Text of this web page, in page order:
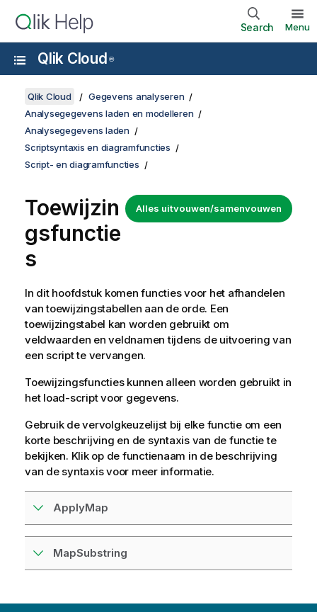
Search Menu
Qlik Cloud ®
Qlik Cloud
Gegevens analyseren
Analysegegevens laden en modelleren
Analysegegevens laden
Scriptsyntaxis en diagramfuncties
Script- en diagramfuncties
Alles uitvouwen/samenvouwen
Toewijzin
gsfunctie
s
In dit hoofdstuk komen functies voor het afhandelen
van toewijzingstabellen aan de orde. Een
toewijzingstabel kan worden gebruikt om
veldwaarden en veldnamen tijdens de uitvoering van
een script te vervangen.
Toewijzingsfuncties kunnen alleen worden gebruikt in
het load-script voor gegevens.
Gebruik de vervolgkeuzelijst bij elke functie om een
korte beschrijving en de syntaxis van de functie te
bekijken. Klik op de functienaam in de beschrijving
van de syntaxis voor meer informatie.
ApplyMap
MapSubstring